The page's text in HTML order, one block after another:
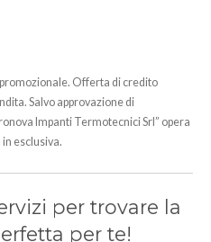
Offerta di credito
Salvo approvazione di
Impanti Termotecnici Srl” opera
esclusiva.
per trovare la
per te!